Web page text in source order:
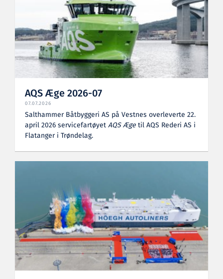
AQS Æge 2026-07
07.07.2026
Salthammer Båtbyggeri AS på Vestnes overleverte 22.
april 2026 servicefartøyetAQS Ægetil AQS Rederi AS i
Flatanger i Trøndelag.